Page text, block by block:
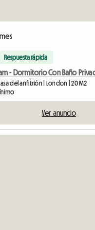
Respuesta rápida
- Dormitorio Con Baño
del anfitrión | London | 20 M2
Ver anuncio